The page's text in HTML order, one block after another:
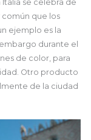
se celebra de
común que los
ejemplo es la
durante el
de color, para
Otro producto
de la ciudad